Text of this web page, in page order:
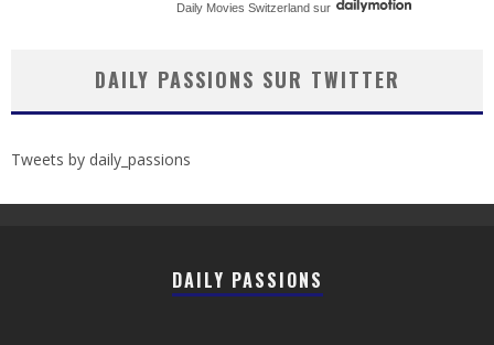
Daily Movies Switzerland sur
DAILY PASSIONS SUR TWITTER
Tweets by daily_passions
DAILY PASSIONS